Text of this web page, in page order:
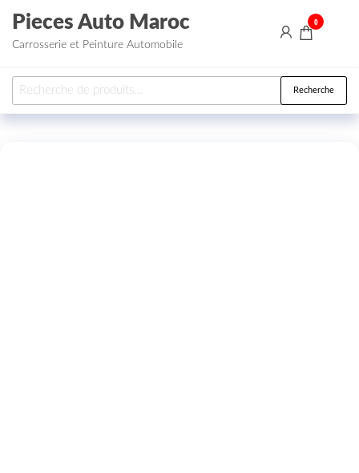
Aller au contenu
Pieces Auto Maroc
Carrosserie et Peinture Automobile
0
Recherche pour : Recherche